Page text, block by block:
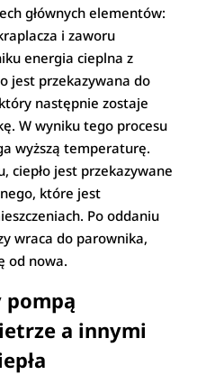
głównych elementów:
i zaworu
energia cieplna z
jest przekazywana do
następnie zostaje
W wyniku tego procesu
wyższą temperaturę.
ciepło jest przekazywane
które jest
Po oddaniu
wraca do parownika,
od nowa.
pompą
a innymi